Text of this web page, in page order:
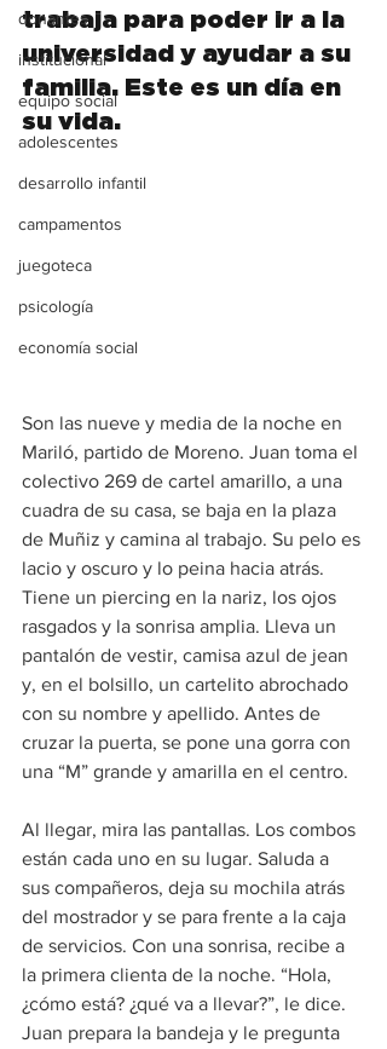
donantes
institucional
equipo social
adolescentes
desarrollo infantil
campamentos
juegoteca
psicología
economía social
trabaja para poder ir a la
universidad y ayudar a su
familia. Este es un día en
su vida.
Son las nueve y media de la noche en
Mariló, partido de Moreno. Juan toma el
colectivo 269 de cartel amarillo, a una
cuadra de su casa, se baja en la plaza
de Muñiz y camina al trabajo. Su pelo es
lacio y oscuro y lo peina hacia atrás.
Tiene un piercing en la nariz, los ojos
rasgados y la sonrisa amplia. Lleva un
pantalón de vestir, camisa azul de jean
y, en el bolsillo, un cartelito abrochado
con su nombre y apellido. Antes de
cruzar la puerta, se pone una gorra con
una “M” grande y amarilla en el centro.
Al llegar, mira las pantallas. Los combos
están cada uno en su lugar. Saluda a
sus compañeros, deja su mochila atrás
del mostrador y se para frente a la caja
de servicios. Con una sonrisa, recibe a
la primera clienta de la noche. “Hola,
¿cómo está? ¿qué va a llevar?”, le dice.
Juan prepara la bandeja y le pregunta